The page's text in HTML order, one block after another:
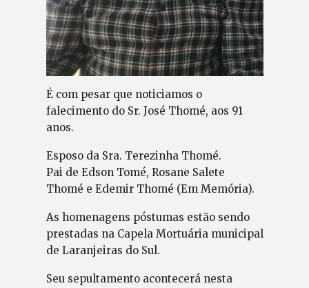
É com pesar que noticiamos o
falecimento do Sr. José Thomé, aos 91
anos.
Esposo da Sra. Terezinha Thomé.
Pai de Edson Tomé, Rosane Salete
Thomé e Edemir Thomé (Em Memória).
As homenagens póstumas estão sendo
prestadas na Capela Mortuária municipal
de Laranjeiras do Sul.
Seu sepultamento acontecerá nesta